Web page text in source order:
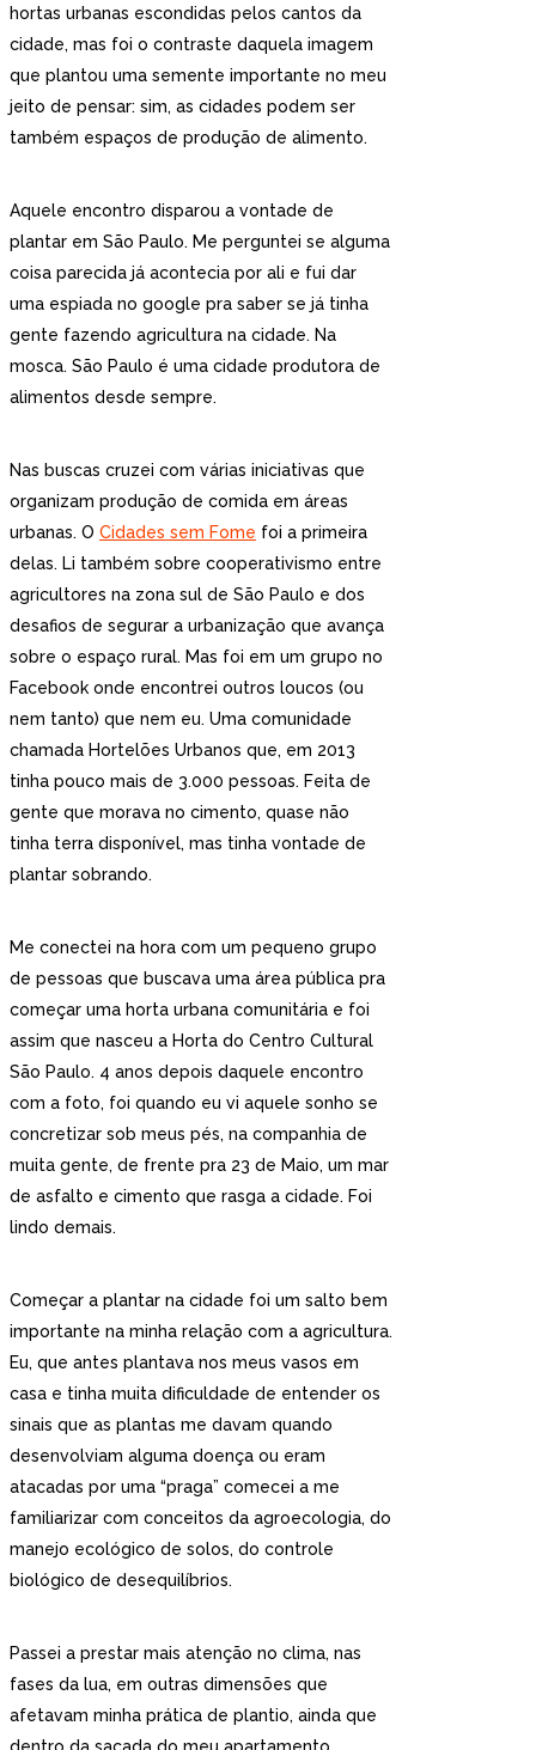
hortas urbanas escondidas pelos cantos da
cidade, mas foi o contraste daquela imagem
que plantou uma semente importante no meu
jeito de pensar: sim, as cidades podem ser
também espaços de produção de alimento.
Aquele encontro disparou a vontade de
plantar em São Paulo. Me perguntei se alguma
coisa parecida já acontecia por ali e fui dar
uma espiada no google pra saber se já tinha
gente fazendo agricultura na cidade. Na
mosca. São Paulo é uma cidade produtora de
alimentos desde sempre.
Nas buscas cruzei com várias iniciativas que
organizam produção de comida em áreas
urbanas. O Cidades sem Fome foi a primeira
delas. Li também sobre cooperativismo entre
agricultores na zona sul de São Paulo e dos
desafios de segurar a urbanização que avança
sobre o espaço rural. Mas foi em um grupo no
Facebook onde encontrei outros loucos (ou
nem tanto) que nem eu. Uma comunidade
chamada Hortelões Urbanos que, em 2013
tinha pouco mais de 3.000 pessoas. Feita de
gente que morava no cimento, quase não
tinha terra disponível, mas tinha vontade de
plantar sobrando.
Me conectei na hora com um pequeno grupo
de pessoas que buscava uma área pública pra
começar uma horta urbana comunitária e foi
assim que nasceu a Horta do Centro Cultural
São Paulo. 4 anos depois daquele encontro
com a foto, foi quando eu vi aquele sonho se
concretizar sob meus pés, na companhia de
muita gente, de frente pra 23 de Maio, um mar
de asfalto e cimento que rasga a cidade. Foi
lindo demais.
Começar a plantar na cidade foi um salto bem
importante na minha relação com a agricultura.
Eu, que antes plantava nos meus vasos em
casa e tinha muita dificuldade de entender os
sinais que as plantas me davam quando
desenvolviam alguma doença ou eram
atacadas por uma “praga” comecei a me
familiarizar com conceitos da agroecologia, do
manejo ecológico de solos, do controle
biológico de desequilíbrios.
Passei a prestar mais atenção no clima, nas
fases da lua, em outras dimensões que
afetavam minha prática de plantio, ainda que